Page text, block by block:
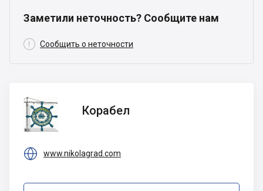
Заметили неточность? Сообщите нам
 Сообщить о неточности
Корабел
Корабел
 www.nikolagrad.com